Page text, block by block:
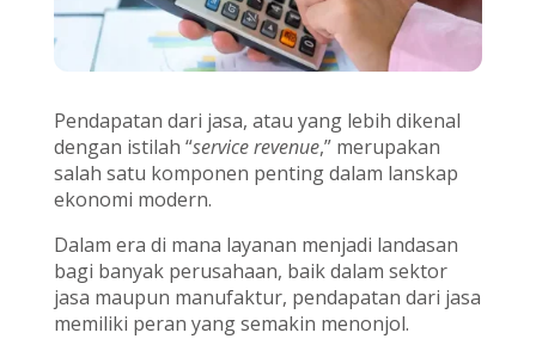
Pendapatan dari jasa, atau yang lebih dikenal
dengan istilah “service revenue,” merupakan
salah satu komponen penting dalam lanskap
ekonomi modern.
Dalam era di mana layanan menjadi landasan
bagi banyak perusahaan, baik dalam sektor
jasa maupun manufaktur, pendapatan dari jasa
memiliki peran yang semakin menonjol.